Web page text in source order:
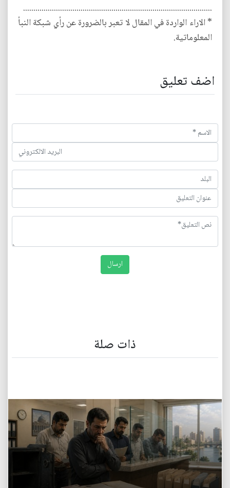
............................................................................................
* الاراء الواردة في المقال لا تعبر بالضرورة عن رأي شبكة النبأ
المعلوماتية.
اضف تعليق
ذات صلة